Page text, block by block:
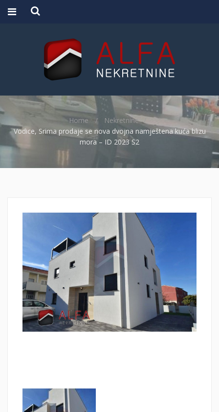
Home
Nekretnine
Vodice, Srima prodaje se nova dvojna namještena kuća blizu
mora – ID 2023 S2